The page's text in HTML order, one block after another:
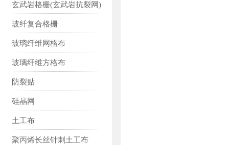
玄武岩格栅(玄武岩抗裂网)
玻纤复合格栅
玻璃纤维网格布
玻璃纤维方格布
防裂贴
硅晶网
土工布
聚丙烯长丝针刺土工布